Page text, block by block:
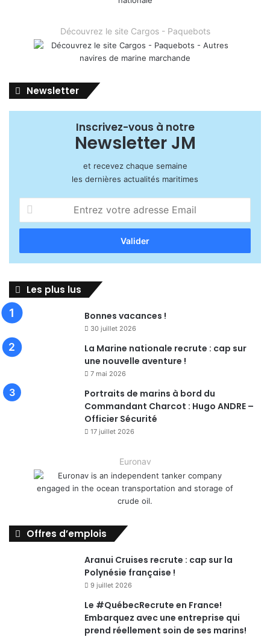
Découvrez le site Cargos - Paquebots
Newsletter
Inscrivez-vous à notre
Newsletter JM
et recevez chaque semaine
les dernières actualités maritimes
votre
adresse
Les plus lus
Bonnes vacances !
30 juillet 2026
La Marine nationale recrute : cap sur
une nouvelle aventure !
7 mai 2026
Portraits de marins à bord du
Commandant Charcot : Hugo ANDRE –
Officier Sécurité
17 juillet 2026
Euronav
Offres d’emplois
Aranui Cruises recrute : cap sur la
Polynésie française !
9 juillet 2026
Le #QuébecRecrute en France!
Embarquez avec une entreprise qui
prend réellement soin de ses marins!